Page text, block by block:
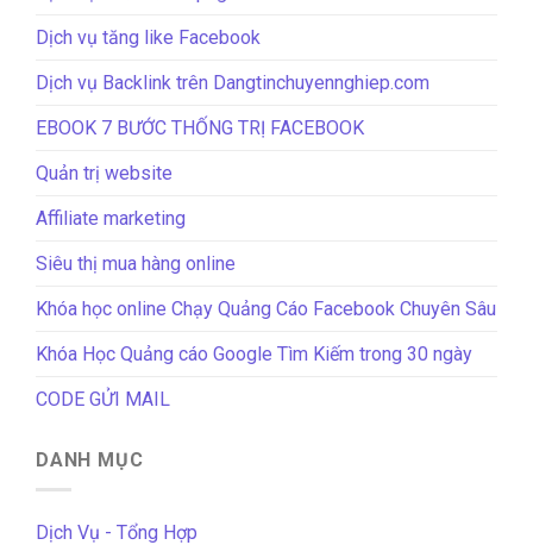
Dịch vụ tăng like Facebook
Dịch vụ Backlink trên Dangtinchuyennghiep.com
EBOOK 7 BƯỚC THỐNG TRỊ FACEBOOK
Quản trị website
Affiliate marketing
Siêu thị mua hàng online
Khóa học online Chạy Quảng Cáo Facebook Chuyên Sâu
Khóa Học Quảng cáo Google Tìm Kiếm trong 30 ngày
CODE GỬI MAIL
DANH MỤC
Dịch Vụ - Tổng Hợp